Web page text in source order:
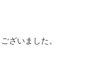
ざいました。